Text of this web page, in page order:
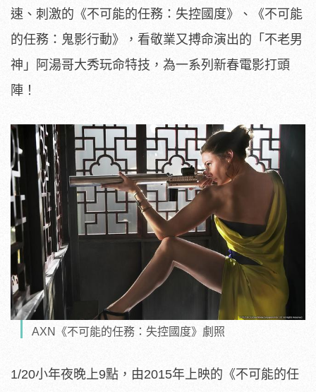
速、刺激的《不可能的任務：失控國度》、《不可能
的任務：鬼影行動》，看敬業又搏命演出的「不老男
神」阿湯哥大秀玩命特技，為一系列新春電影打頭
陣！
AXN《不可能的任務：失控國度》劇照
1/20小年夜晚上9點，由2015年上映的《不可能的任